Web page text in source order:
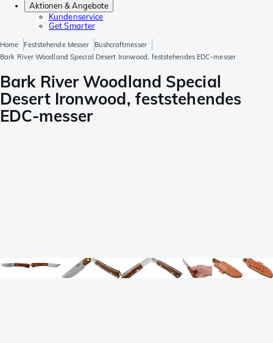
Aktionen & Angebote
Kundenservice
Get Smarter
Home Feststehende Messer
Bushcraftmesser
Bark River Woodland Special Desert Ironwood, feststehendes EDC-messer
Bark River Woodland Special
Desert Ironwood, feststehendes
EDC-messer